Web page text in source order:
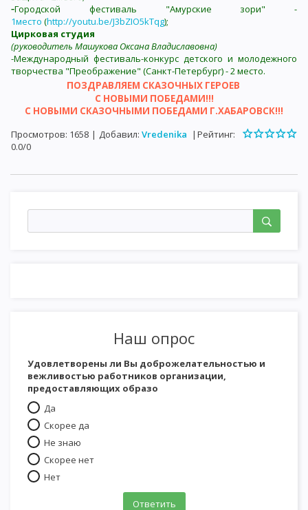
Наш опрос
Удовлетворены ли Вы доброжелательностью и
вежливостью работников организации,
предоставляющих образо
Да
Скорее да
Не знаю
Скорее нет
Нет
-Городской фестиваль "Амурские зори" -
1место (http://youtu.be/J3bZIO5kTqg);
Цирковая студия
(руководитель Машукова Оксана Владиславовна)
-Международный фестиваль-конкурс детского и молодежного
творчества "Преображение" (Санкт-Петербург) - 2 место.
ПОЗДРАВЛЯЕМ СКАЗОЧНЫХ ГЕРОЕВ
С НОВЫМИ ПОБЕДАМИ!!!
С НОВЫМИ СКАЗОЧНЫМИ ПОБЕДАМИ Г.ХАБАРОВСК!!!
Просмотров: 1658 | Добавил: Vredenika | Рейтинг:
0.0/0